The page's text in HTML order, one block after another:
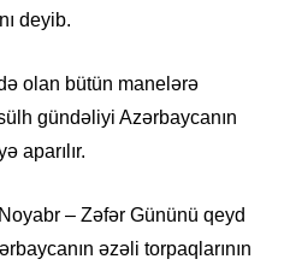
deyib.
olan bütün manelərə
gündəliyi Azərbaycanın
aparılır.
– Zəfər Gününü qeyd
əzəli torpaqlarının